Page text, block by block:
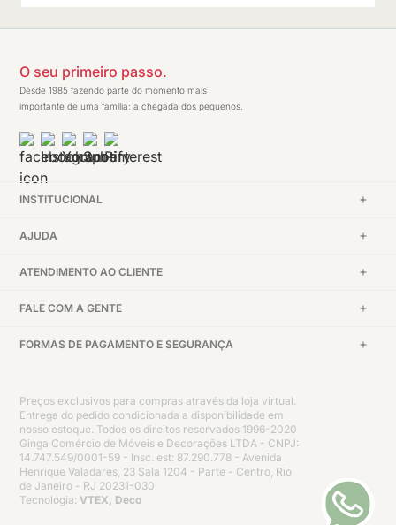
O seu primeiro passo.
Desde 1985 fazendo parte do momento mais
importante de uma família: a chegada dos pequenos.
INSTITUCIONAL
AJUDA
ATENDIMENTO AO CLIENTE
FALE COM A GENTE
FORMAS DE PAGAMENTO E SEGURANÇA
Preços exclusivos para compras através da loja virtual.
Entrega do pedido condicionada a disponibilidade em
nosso estoque. Todos os direitos reservados 1996-2020
Ginga Comércio de Móveis e Decorações LTDA - CNPJ:
14.747.549/0001-59 - Insc. est: 87.290.778 - Avenida
Henrique Valadares, 23 Sala 1204 - Parte - Centro, Rio
de Janeiro - RJ 20231-030
Tecnologia: VTEX, Deco